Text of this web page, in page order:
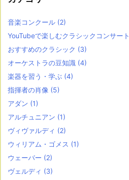
音楽コンクール (2)
YouTubeで楽しむクラシックコンサート
おすすめのクラシック (3)
オーケストラの豆知識 (4)
楽器を習う・学ぶ (4)
指揮者の肖像 (5)
アダン (1)
アルチュニアン (1)
ヴィヴァルディ (2)
ウィリアム・ゴメス (1)
ウェーバー (2)
ヴェルディ (3)